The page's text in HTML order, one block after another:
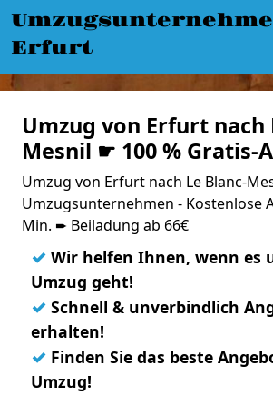
Erfurt
Umzug von Erfurt nach
Mesnil ☛ 100 % Gratis-
Umzug von Erfurt nach Le Blanc-
Umzugsunternehmen - Kostenlose
Min. ➨ Beiladung ab 66€
✓ Wir helfen Ihnen, wenn es
Umzug geht!
✓ Schnell & unverbindlich
erhalten!
✓ Finden Sie das beste
Umzug!